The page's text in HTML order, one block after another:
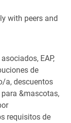
with peers and
EAP,
de
a, descuentos
&mascotas,
requisitos de